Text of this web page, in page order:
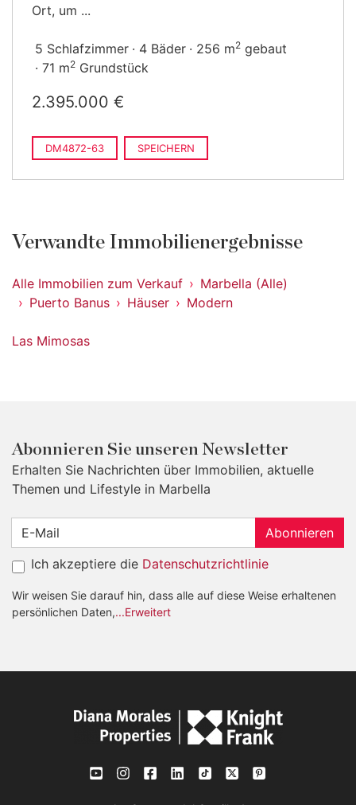
Ort, um ...
5 Schlafzimmer 4 Bäder 256 m2 gebaut
71 m2 Grundstück
2.395.000 €
DM4872-63 SPEICHERN
Verwandte Immobilienergebnisse
Alle Immobilien zum Verkauf
Marbella (Alle)
Puerto Banus
Häuser Modern
Las Mimosas
Abonnieren Sie unseren Newsletter
Erhalten Sie Nachrichten über Immobilien, aktuelle
Themen und Lifestyle in Marbella
Abonnieren
Ich akzeptiere die Datenschutzrichtlinie
Wir weisen Sie darauf hin, dass alle auf diese Weise erhaltenen
persönlichen Daten,...Erweitert